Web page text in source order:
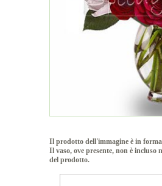
Il prodotto dell'immagine è in
Il vaso, ove presente, non è incluso
del prodotto.